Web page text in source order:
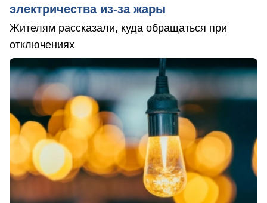
электричества из-за жары
Жителям рассказали, куда обращаться при
отключениях